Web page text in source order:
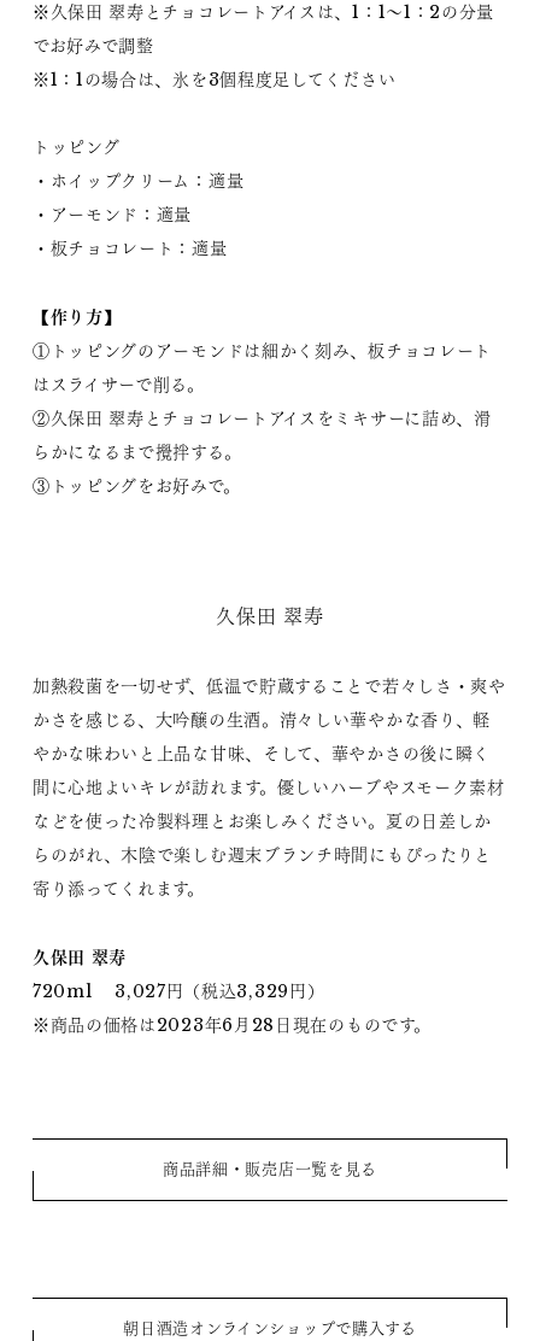
※久保田 翠寿とチョコレートアイスは、1：1～1：2の分量
でお好みで調整
※1：1の場合は、氷を3個程度足してください
トッピング
・ホイップクリーム：適量
・アーモンド：適量
・板チョコレート：適量
【作り方】
①トッピングのアーモンドは細かく刻み、板チョコレート
はスライサーで削る。
②久保田 翠寿とチョコレートアイスをミキサーに詰め、滑
らかになるまで攪拌する。
③トッピングをお好みで。
久保田 翠寿
加熱殺菌を一切せず、低温で貯蔵することで若々しさ・爽や
かさを感じる、大吟醸の生酒。清々しい華やかな香り、軽
やかな味わいと上品な甘味、そして、華やかさの後に瞬く
間に心地よいキレが訪れます。優しいハーブやスモーク素材
などを使った冷製料理とお楽しみください。夏の日差しか
らのがれ、木陰で楽しむ週末ブランチ時間にもぴったりと
寄り添ってくれます。
久保田 翠寿
720ml 3,027円（税込3,329円）
※商品の価格は2023年6月28日現在のものです。
商品詳細・販売店一覧を見る
朝日酒造オンラインショップで購入する